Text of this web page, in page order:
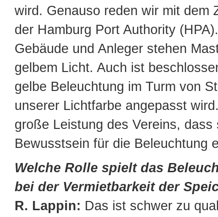
wird. Genauso reden wir mit dem
der Hamburg Port Authority
Gebäude und Anleger stehen
gelbem Licht. Auch ist
gelbe Beleuchtung im Turm von
unserer Lichtfarbe angepasst
große Leistung des Vereins, dass
Bewusstsein für die Beleuchtung
Welche Rolle spielt das
bei der Vermietbarkeit der
R. Lappin: Das ist schwer zu